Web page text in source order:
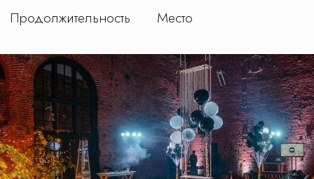
6000 ₽ 3000 ₽
детский билет
(группа не менее
30 человек)
взрослый билет
(кл.руководитель
бесплатно)
ЗАКАЗАТЬ